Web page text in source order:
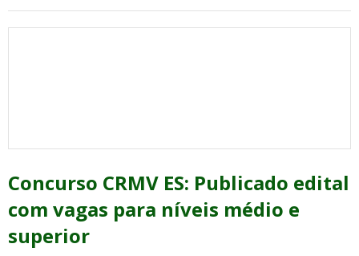
Concurso CRMV ES: Publicado edital
com vagas para níveis médio e
superior